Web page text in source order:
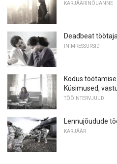
KARJÄÄRINÕUANNE
Deadbeat
INIMRESSURSID
Kodus
Küsimused,
TÖÖINTERVJUUD
Lennujõudude
KARJÄÄR